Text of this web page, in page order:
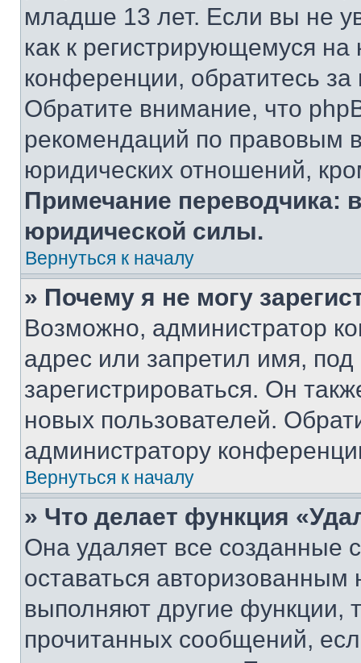
младше 13 лет. Если вы не
как к регистрирующемуся
конференции, обратитесь
Обратите внимание, что
рекомендаций по правовым
юридических отношений,
Примечание переводчика:
юридической силы.
Вернуться к началу
» Почему я не могу
Возможно, администратор
адрес или запретил имя,
зарегистрироваться. Он
новых пользователей.
администратору
Вернуться к началу
» Что делает функция
Она удаляет все созданные
оставаться
выполняют другие функции,
прочитанных сообщений,